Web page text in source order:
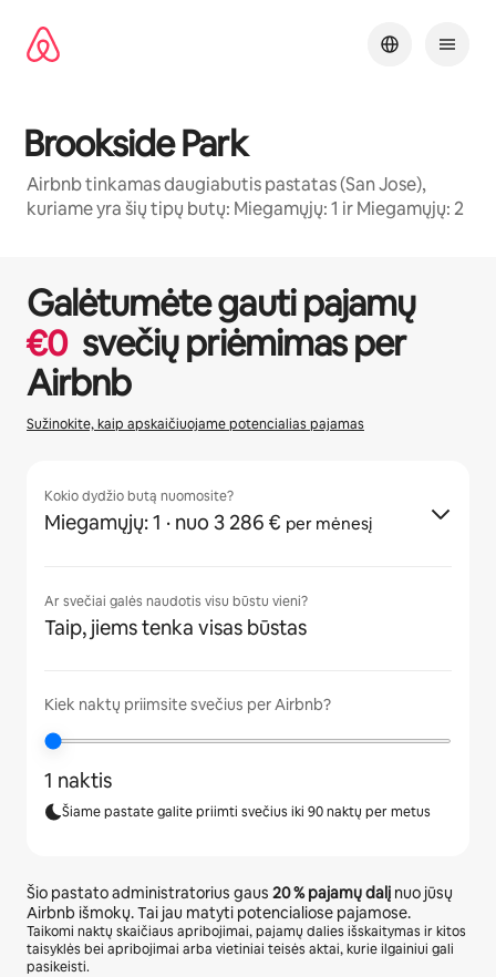
turinio
Brookside Park
Airbnb tinkamas daugiabutis pastatas (San Jose),
kuriame yra šių tipų butų: Miegamųjų: 1 ir Miegamųjų: 2
Galėtumėte gauti pajamų
€0 svečių priėmimas per
Airbnb
Sužinokite, kaip apskaičiuojame potencialias pajamas
Kokio dydžio butą nuomosite?
Miegamųjų: 1 · nuo 3 286 € per mėnesį
Ar svečiai galės naudotis visu būstu vieni?
Taip, jiems tenka visas būstas
Kiek naktų priimsite svečius per Airbnb?
1 naktis
Šiame pastate galite priimti svečius iki 90 naktų per metus
Šio pastato administratorius gaus 20 %pajamų dalį nuo jūsų
Airbnb išmokų. Tai jau matyti potencialiose pajamose.
Taikomi naktų skaičiaus apribojimai, pajamų dalies išskaitymas ir kitos
taisyklės bei apribojimai arba vietiniai teisės aktai, kurie ilgainiui gali
pasikeisti.